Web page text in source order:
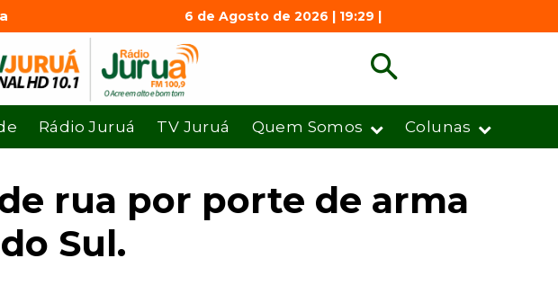
6 de Agosto de 2026 | 19:29 |
Rádio Juruá TV Juruá Quem Somos Colunas
rua por porte de arma
Sul.